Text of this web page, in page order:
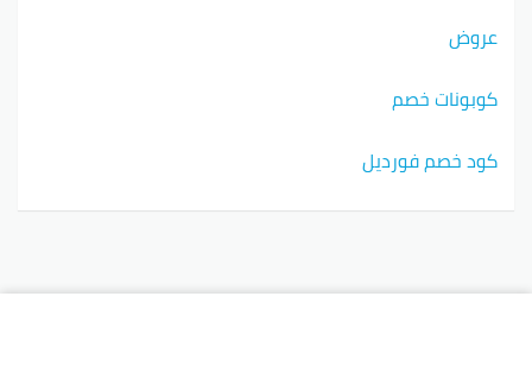
عروض
كوبونات خصم
كود خصم فورديل